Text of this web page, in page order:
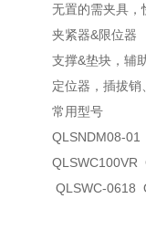
无置的需夹具，
夹紧器&限位器
支撑&垫块，辅
定位器，插拔销
常用型号
QLSNDM08-
QLSWC100VR
QLSWC-0618